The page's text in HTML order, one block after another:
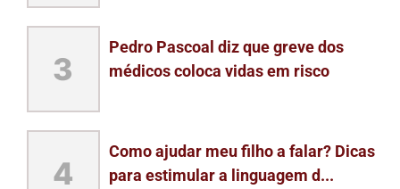
3
Pedro Pascoal diz que greve dos
médicos coloca vidas em risco
4
Como ajudar meu filho a falar? Dicas
para estimular a linguagem d...